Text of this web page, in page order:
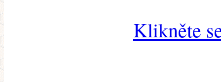
Klikněte